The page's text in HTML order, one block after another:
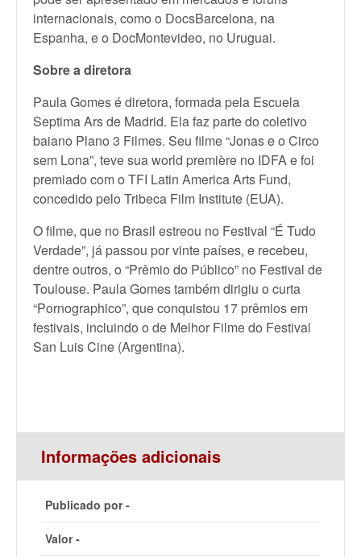
internacionais, como o DocsBarcelona, na
Espanha, e o DocMontevideo, no Uruguai.
Sobre a diretora
Paula Gomes é diretora, formada pela Escuela
Septima Ars de Madrid. Ela faz parte do coletivo
baiano Plano 3 Filmes. Seu filme “Jonas e o Circo
sem Lona”, teve sua world première no IDFA e foi
premiado com o TFI Latin America Arts Fund,
concedido pelo Tribeca Film Institute (EUA).
O filme, que no Brasil estreou no Festival “É Tudo
Verdade”, já passou por vinte países, e recebeu,
dentre outros, o “Prêmio do Público” no Festival de
Toulouse. Paula Gomes também dirigiu o curta
“Pornographico”, que conquistou 17 prêmios em
festivais, incluindo o de Melhor Filme do Festival
San Luis Cine (Argentina).
Informações adicionais
Publicado por -
Valor -